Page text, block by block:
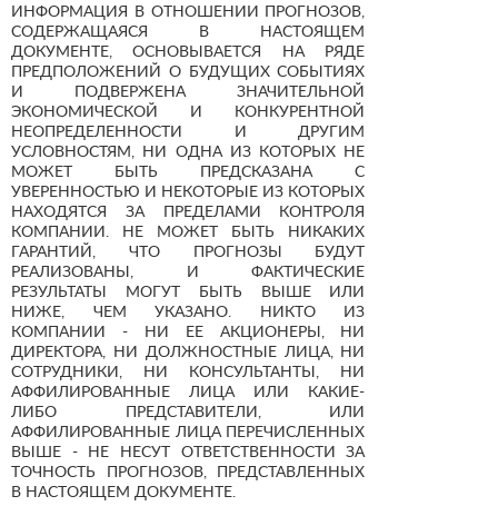
ИНФОРМАЦИЯ В ОТНОШЕНИИ ПРОГНОЗОВ,
СОДЕРЖАЩАЯСЯ В НАСТОЯЩЕМ
ДОКУМЕНТЕ, ОСНОВЫВАЕТСЯ НА РЯДЕ
ПРЕДПОЛОЖЕНИЙ О БУДУЩИХ СОБЫТИЯХ
И ПОДВЕРЖЕНА ЗНАЧИТЕЛЬНОЙ
ЭКОНОМИЧЕСКОЙ И КОНКУРЕНТНОЙ
НЕОПРЕДЕЛЕННОСТИ И ДРУГИМ
УСЛОВНОСТЯМ, НИ ОДНА ИЗ КОТОРЫХ НЕ
МОЖЕТ БЫТЬ ПРЕДСКАЗАНА С
УВЕРЕННОСТЬЮ И НЕКОТОРЫЕ ИЗ КОТОРЫХ
НАХОДЯТСЯ ЗА ПРЕДЕЛАМИ КОНТРОЛЯ
КОМПАНИИ. НЕ МОЖЕТ БЫТЬ НИКАКИХ
ГАРАНТИЙ, ЧТО ПРОГНОЗЫ БУДУТ
РЕАЛИЗОВАНЫ, И ФАКТИЧЕСКИЕ
РЕЗУЛЬТАТЫ МОГУТ БЫТЬ ВЫШЕ ИЛИ
НИЖЕ, ЧЕМ УКАЗАНО. НИКТО ИЗ
КОМПАНИИ - НИ ЕЕ АКЦИОНЕРЫ, НИ
ДИРЕКТОРА, НИ ДОЛЖНОСТНЫЕ ЛИЦА, НИ
СОТРУДНИКИ, НИ КОНСУЛЬТАНТЫ, НИ
АФФИЛИРОВАННЫЕ ЛИЦА ИЛИ КАКИЕ-
ЛИБО ПРЕДСТАВИТЕЛИ, ИЛИ
АФФИЛИРОВАННЫЕ ЛИЦА ПЕРЕЧИСЛЕННЫХ
ВЫШЕ - НЕ НЕСУТ ОТВЕТСТВЕННОСТИ ЗА
ТОЧНОСТЬ ПРОГНОЗОВ, ПРЕДСТАВЛЕННЫХ
В НАСТОЯЩЕМ ДОКУМЕНТЕ.